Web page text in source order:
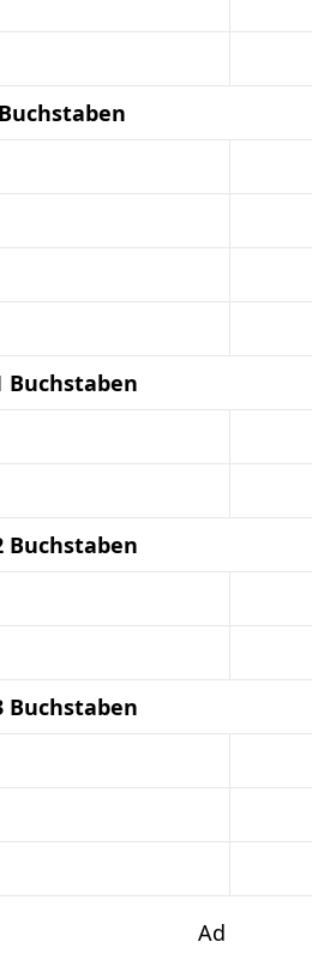
Buchstaben
Buchstaben
Buchstaben
Ad